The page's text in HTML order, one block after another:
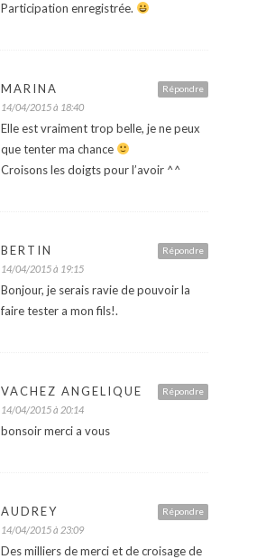
Participation enregistrée.
Répondre
MARINA
14/04/2015 à 18:40
Elle est vraiment trop belle, je ne peux
que tenter ma chance
Croisons les doigts pour l’avoir ^^
Répondre
BERTIN
14/04/2015 à 19:15
Bonjour, je serais ravie de pouvoir la
faire tester a mon fils!.
Répondre
VACHEZ ANGELIQUE
14/04/2015 à 20:14
bonsoir merci a vous
Répondre
AUDREY
14/04/2015 à 23:09
Des milliers de merci et de croisage de